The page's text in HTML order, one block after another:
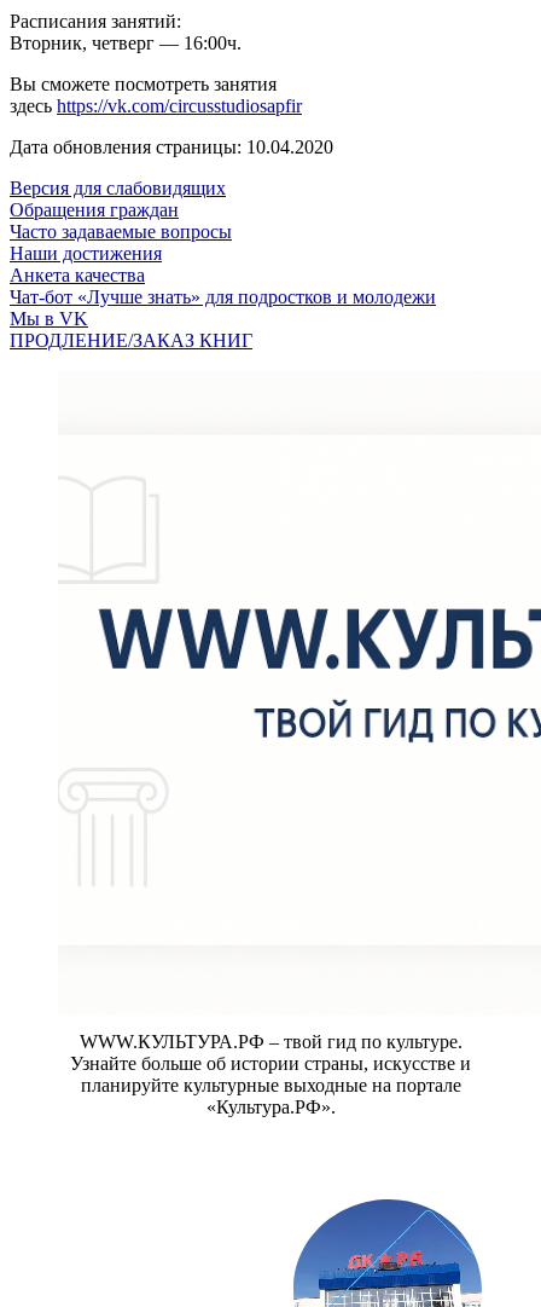
Расписания занятий:
Вторник, четверг — 16:00ч.
Вы сможете посмотреть занятия
здесь https://vk.com/circusstudiosapfir
Дата обновления страницы: 10.04.2020
Версия для слабовидящих
Обращения граждан
Часто задаваемые вопросы
Наши достижения
Анкета качества
Чат-бот «Лучше знать» для подростков и молодежи
Мы в VK
ПРОДЛЕНИЕ/ЗАКАЗ КНИГ
WWW.КУЛЬТУРА.РФ – твой гид по культуре.
Узнайте больше об истории страны, искусстве и
планируйте культурные выходные на портале
«Культура.РФ».